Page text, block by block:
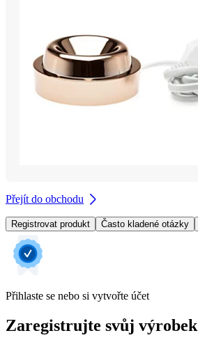
Přejít do obchodu
Registrovat produkt Často kladené otázky
Přihlaste se nebo si vytvořte účet
Zaregistrujte svůj výrobek